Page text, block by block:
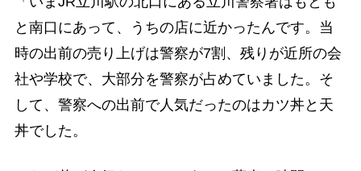
と南口にあって、うちの店に近かったんです。当
時の出前の売り上げは警察が7割、残りが近所の会
社や学校で、大部分を警察が占めていました。そ
して、警察への出前で人気だったのはカツ丼と天
丼でした。